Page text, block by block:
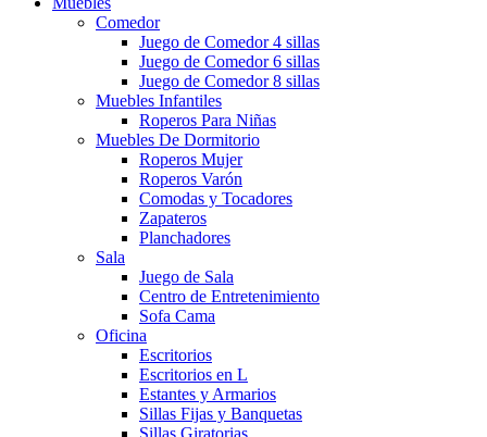
Comedor
Juego de Comedor 4 sillas
Juego de Comedor 6 sillas
Juego de Comedor 8 sillas
Muebles Infantiles
Roperos Para Niñas
Muebles De Dormitorio
Roperos Mujer
Roperos Varón
Comodas y Tocadores
Zapateros
Planchadores
Sala
Juego de Sala
Centro de Entretenimiento
Sofa Cama
Oficina
Escritorios
Escritorios en L
Estantes y Armarios
Sillas Fijas y Banquetas